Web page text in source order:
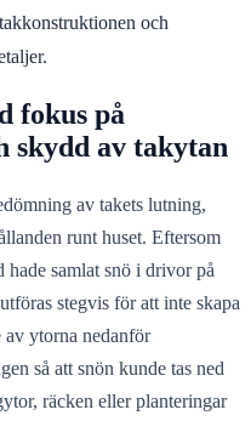
och
fokus på
skydd av takytan
av takets lutning,
runt huset. Eftersom
hade samlat snö i drivor på
stegvis för att inte skapa
ytorna nedanför
så att snön kunde tas ned
räcken eller planteringar